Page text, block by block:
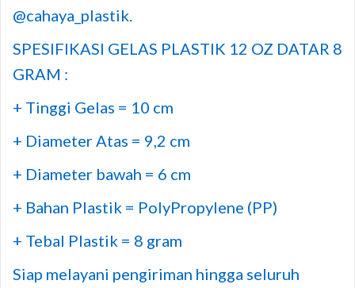
@cahaya_plastik.
SPESIFIKASI GELAS PLASTIK 12 OZ DATAR 8
GRAM :
+ Tinggi Gelas = 10 cm
+ Diameter Atas = 9,2 cm
+ Diameter bawah = 6 cm
+ Bahan Plastik = PolyPropylene (PP)
+ Tebal Plastik = 8 gram
Siap melayani pengiriman hingga seluruh